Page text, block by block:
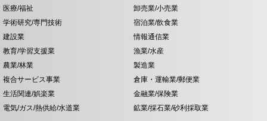
医療/福祉
卸売業/小売業
学術研究/専門技術
宿泊業/飲食業
建設業
情報通信業
教育/学習支援業
漁業/水産
農業/林業
製造業
複合サービス事業
倉庫・運輸業/郵便業
生活関連/娯楽業
金融業/保険業
電気/ガス/熱供給/水道業
鉱業/採石業/砂利採取業